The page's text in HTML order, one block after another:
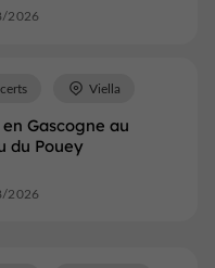
2026
Gascogne au
du Pouey
Viella
2026